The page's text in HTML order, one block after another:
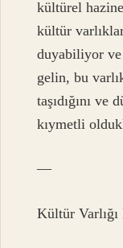
kültürel
kültür
duyabiliyor
gelin, bu
taşıdığını ve
kıymetli
—
Kültür